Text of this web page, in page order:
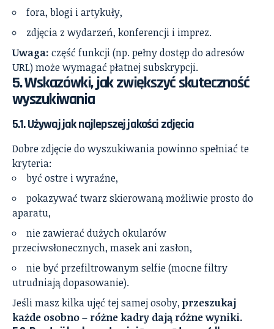
fora, blogi i artykuły,
zdjęcia z wydarzeń, konferencji i imprez.
Uwaga: część funkcji (np. pełny dostęp do adresów
URL) może wymagać płatnej subskrypcji.
5. Wskazówki, jak zwiększyć skuteczność
wyszukiwania
5.1. Używaj jak najlepszej jakości zdjęcia
Dobre zdjęcie do wyszukiwania powinno spełniać te
kryteria:
być ostre i wyraźne,
pokazywać twarz skierowaną możliwie prosto do
aparatu,
nie zawierać dużych okularów
przeciwsłonecznych, masek ani zasłon,
nie być przefiltrowanym selfie (mocne filtry
utrudniają dopasowanie).
Jeśli masz kilka ujęć tej samej osoby, przeszukaj
każde osobno – różne kadry dają różne wyniki.